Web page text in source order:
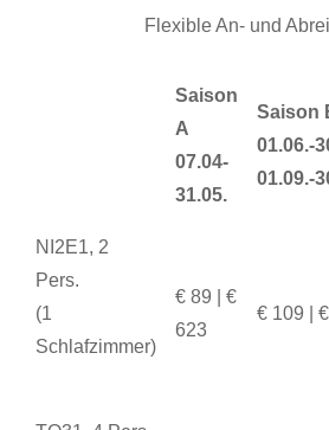
Flexible An- und
Saison
A
07.04-
31.05.
Saison
01.06.-
01.09.-
NI2E1, 2
Pers.
(1
Schlafzimmer)
€ 89 | €
623
€ 109 |